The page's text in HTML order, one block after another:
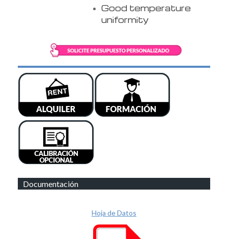
Good temperature
uniformity
Documentación
Hoja de Datos